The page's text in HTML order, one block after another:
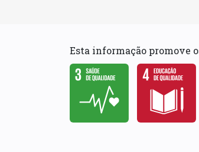
Esta informação promove